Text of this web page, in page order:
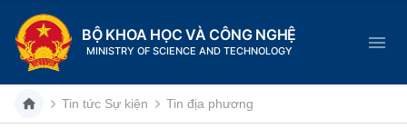
BỘ KHOA HỌC VÀ CÔNG NGHỆ
MINISTRY OF SCIENCE AND TECHNOLOGY
Tin tức Sự kiện Tin địa phương